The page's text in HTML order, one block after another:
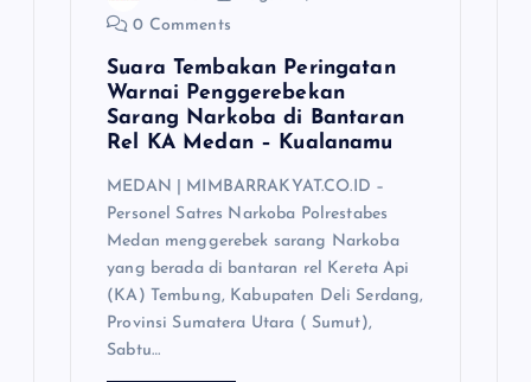
0 Comments
Suara Tembakan Peringatan
Warnai Penggerebekan
Sarang Narkoba di Bantaran
Rel KA Medan – Kualanamu
MEDAN | MIMBARRAKYAT.CO.ID –
Personel Satres Narkoba Polrestabes
Medan menggerebek sarang Narkoba
yang berada di bantaran rel Kereta Api
(KA) Tembung, Kabupaten Deli Serdang,
Provinsi Sumatera Utara ( Sumut),
Sabtu…